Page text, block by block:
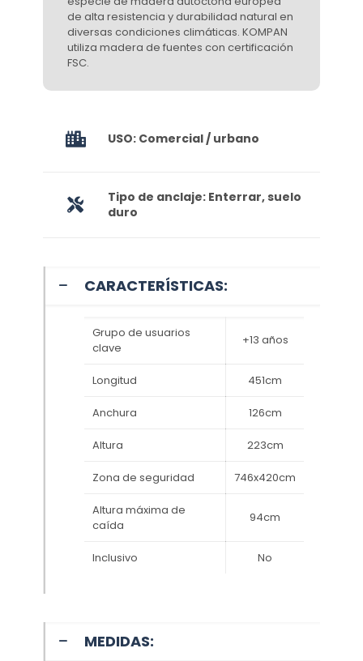
de alta resistencia y durabilidad natural en
diversas condiciones climáticas. KOMPAN
utiliza madera de fuentes con certificación
FSC.
USO: Comercial / urbano
Tipo de anclaje: Enterrar, suelo
duro
CARACTERÍSTICAS:
Grupo de usuarios
clave
+13 años
Longitud 451cm
Anchura 126cm
Altura 223cm
Zona de seguridad 746x420cm
Altura máxima de
caída
94cm
Inclusivo No
MEDIDAS: